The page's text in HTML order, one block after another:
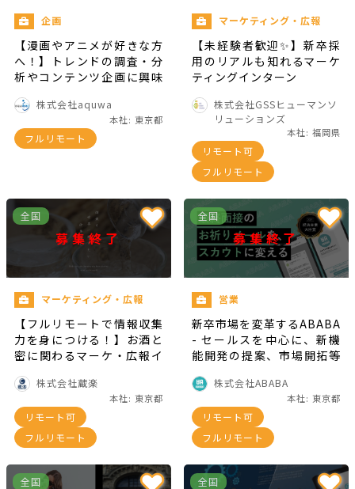
企画
【漫画やアニメが好きな方
へ！】トレンドの調査・分
析やコンテンツ企画に興味
株式会社aquwa
本社: 東京都
フルリモート
マーケティング・広報
【未経験者歓迎✨】新卒採
用のリアルも知れるマーケ
ティングインターン
株式会社GSSヒューマンソ
リューションズ
本社: 福岡県
リモート可
フルリモート
全国
募集終了
マーケティング・広報
【フルリモートで情報収集
力を身につける！】お酒と
密に関わるマーケ・広報イ
株式会社蔵楽
本社: 東京都
リモート可
フルリモート
全国
募集終了
営業
新卒市場を変革するABABA
- セールスを中心に、新機
能開発の提案、市場開拓等
株式会社ABABA
本社: 東京都
リモート可
フルリモート
全国 全国